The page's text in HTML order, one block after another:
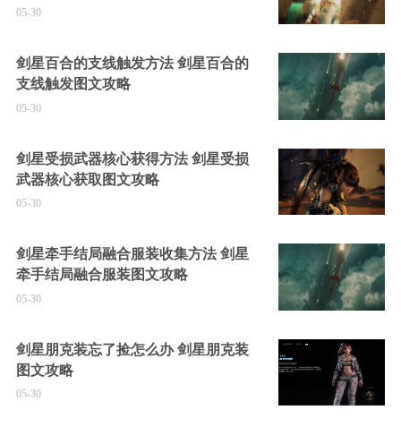
05-30
剑星百合的支线触发方法 剑星百合的
支线触发图文攻略
05-30
剑星受损武器核心获得方法 剑星受损
武器核心获取图文攻略
05-30
剑星牵手结局融合服装收集方法 剑星
牵手结局融合服装图文攻略
05-30
剑星朋克装忘了捡怎么办 剑星朋克装
图文攻略
05-30